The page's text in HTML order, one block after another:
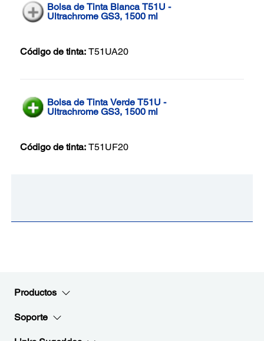
Bolsa de Tinta Blanca T51U -
Ultrachrome GS3, 1500 ml
Código de tinta: T51UA20
Bolsa de Tinta Verde T51U -
Ultrachrome GS3, 1500 ml
Código de tinta: T51UF20
Productos
Soporte